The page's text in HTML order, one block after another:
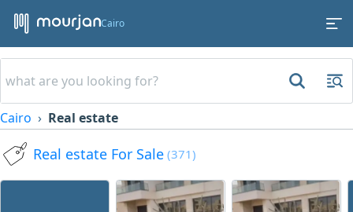
Cairo
Cairo Real estate
Real estate For Sale (371)